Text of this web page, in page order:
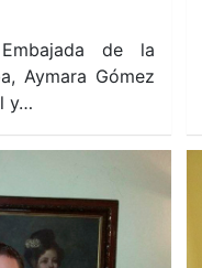
de la
Aymara Gómez
y…